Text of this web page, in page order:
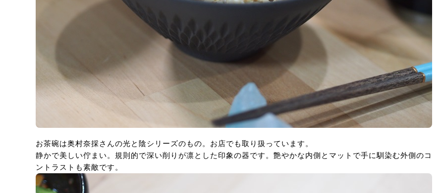
お茶碗は奥村奈採さんの光と陰シリーズのもの。お店でも取り扱っています。
静かで美しい佇まい。規則的で深い削りが凛とした印象の器です。艶やかな内側とマットで手に馴染む外側のコ
ントラストも素敵です。